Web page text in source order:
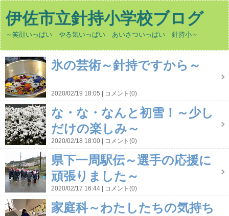
伊佐市立針持小学校ブログ
～笑顔いっぱい やる気いっぱい あいさついっぱい 針持小～
氷の芸術～針持ですから～
2020/02/19 18:05 コメント(0)
な・な・なんと初雪！～少し
だけの楽しみ～
2020/02/18 18:00 コメント(0)
県下一周駅伝～選手の応援に
頑張りました～
2020/02/17 16:44 コメント(0)
家庭科～わたしたちの気持ち